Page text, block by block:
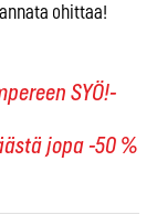
ohittaa!
SYÖ!-
jopa -50 %